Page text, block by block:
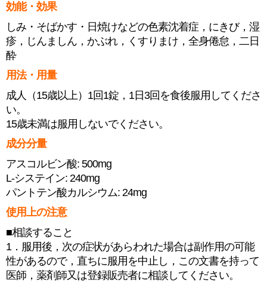
効能・効果
しみ・そばかす・日焼けなどの色素沈着症，にきび，湿
疹，じんましん，かぶれ，くすりまけ，全身倦怠，二日
酔
用法・用量
成人（15歳以上）1回1錠，1日3回を食後服用してくださ
い。
15歳未満は服用しないでください。
成分分量
アスコルビン酸: 500mg
L-システイン: 240mg
パントテン酸カルシウム: 24mg
使用上の注意
■相談すること
1．服用後，次の症状があらわれた場合は副作用の可能
性があるので，直ちに服用を中止し，この文書を持って
医師，薬剤師又は登録販売者に相談してください。